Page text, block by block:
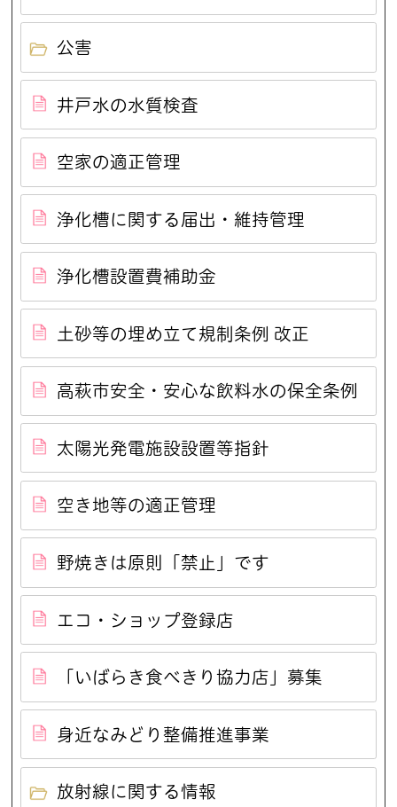
公害
井戸水の水質検査
空家の適正管理
浄化槽に関する届出・維持管理
浄化槽設置費補助金
土砂等の埋め立て規制条例 改正
高萩市安全・安心な飲料水の保全条例
太陽光発電施設設置等指針
空き地等の適正管理
野焼きは原則「禁止」です
エコ・ショップ登録店
「いばらき食べきり協力店」募集
身近なみどり整備推進事業
放射線に関する情報